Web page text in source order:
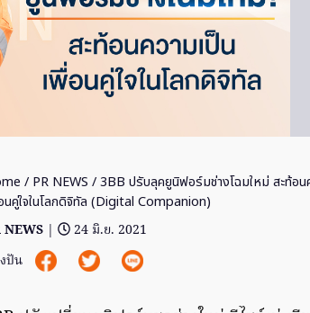
/ PR NEWS / 3BB ปรับลุคยูนิฟอร์มช่างโฉมใหม่ สะท้อน
นคู่ใจในโลกดิจิทัล (Digital Companion)
NEWS |
24 มิ.ย. 2021
ปัน